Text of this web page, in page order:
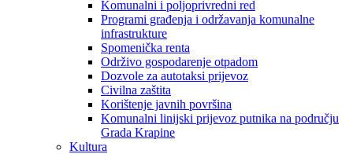
Komunalni i poljoprivredni red
Programi građenja i održavanja komunalne
infrastrukture
Spomenička renta
Održivo gospodarenje otpadom
Dozvole za autotaksi prijevoz
Civilna zaštita
Korištenje javnih površina
Komunalni linijski prijevoz putnika na području
Grada Krapine
Kultura